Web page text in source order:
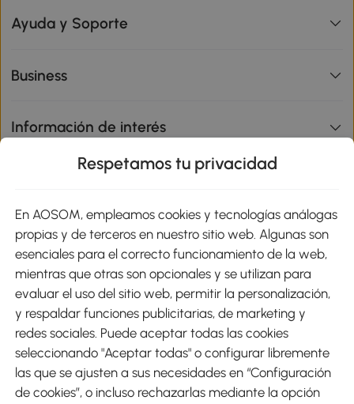
Ayuda y Soporte
Business
Información de interés
Métodos de Pago
Envíos
Respetamos tu privacidad
En AOSOM, empleamos cookies y tecnologías análogas
propias y de terceros en nuestro sitio web. Algunas son
esenciales para el correcto funcionamiento de la web,
mientras que otras son opcionales y se utilizan para
evaluar el uso del sitio web, permitir la personalización,
y respaldar funciones publicitarias, de marketing y
redes sociales. Puede aceptar todas las cookies
seleccionando "Aceptar todas" o configurar libremente
las que se ajusten a sus necesidades en “Configuración
de cookies”, o incluso rechazarlas mediante la opción